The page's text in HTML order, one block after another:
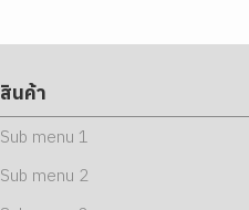
สินค้า
Sub menu 1
Sub menu 2